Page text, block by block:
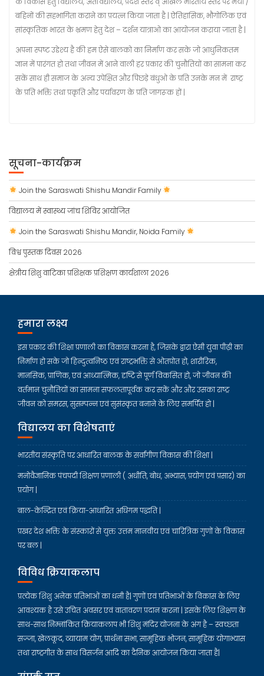
बहिनों की सहभागिता कराने का प्रयत्न किया जाता है | ऐतिहासिक, भौगोलिक एवं
सांस्कृतिक भारत के भ्रमण हेतु देश – दर्शन यात्राओ का आयोजन कराया जाता है |
अपना स्पष्ट उद्देश्य है की हम ऐसे बालको का निर्माण कर सके जो आधुनिकतम
ज्ञान में पारंगत हो तथा जीवन में आने वाली हर प्रकार की चुनौतियों का सामना कर
सकें साथ ही समाज के अन्य उपेक्षित और पिछड़े बंधुओ के प्रति उनके मन में राष्ट्र
के प्रति भक्ति तथा प्रकृति और पर्यावरण के प्रति जागरूक हों |
सूचना-कार्यक्रम
Join the Saraswati Shishu Mandir Family
विद्यालय में स्वास्थ्य जांच शिविर आयोजित
Join the Saraswati Shishu Mandir, Noida Family
विश्व पुस्तक दिवस 2026
क्षेत्रीय शिशु वाटिका प्रशिक्षक प्रशिक्षण कार्यशाला 2026
हमारा लक्ष्य
इस प्रकार की शिक्षा प्रणाली का विकास करना है, जिसके द्वारा ऐसी युवा पीढ़ी का
निर्माण हो सके जो हिन्दुत्वनिष्ठ एवं राष्ट्रभक्ति से ओतप्रोत हो, शारीरिक,
मानसिक, प्राणिक, एवं आध्यात्मिक, दृष्टि से पूर्ण विकसित हो, जो जीवन की
वर्तमान चुनौतियों का सामना सफलतापूर्वक कर सकें और और उसका राष्ट्र
जीवन को समरस, सुसम्पन्न एवं सुसंस्कृत बनाने के लिए समर्पित हो |
विद्यालय का विशेषताएं
भारतीय संस्कृति पर आधारित बालक के सर्वांगीण विकास की शिक्षा |
मनोवैज्ञानिक पंचपदी शिक्षण प्रणाली ( अधीति, बोध, अभ्यास, प्रयोग एवं प्रसार) का
प्रयोग |
बाल-केन्द्रित एवं क्रिया-आधारित अधिगम पद्धति |
प्रखर देश भक्ति के संस्कारों से युक्त उत्तम मानवीय एवं चारित्रिक गुणों के विकास
पर बल |
विविध क्रियाकलाप
प्रत्येक शिशु अनेक प्रतिभाओं का धनी है| गुणों एवं प्रतिभाओं के विकास के लिए
आवश्यक है उसे उचित अवसर एवं वातावरण प्रदान करना | इसके लिए शिक्षण के
साथ-साथ निम्नांकित क्रियाकलाप भी शिशु मंदिर योजना के अंग है – स्वच्छता
सज्जा, खेलकूद, व्यायाम योग, प्रार्थना सभा, सामूहिक भोजन, सामूहिक योगाभ्यास
तथा राष्ट्रगीत के साथ विसर्जन आदि का दैनिक आयोजन किया जाता है|